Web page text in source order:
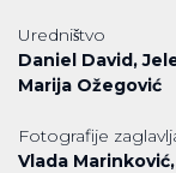
Uredništvo
Daniel David,
Marija Ožegović
Fotografije
Vlada